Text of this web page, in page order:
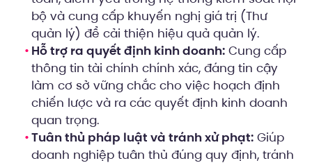
bộ và cung cấp khuyến nghị giá trị (Thư
quản lý) để cải thiện hiệu quả quản lý.
Hỗ trợ ra quyết định kinh doanh: Cung cấp
thông tin tài chính chính xác, đáng tin cậy
làm cơ sở vững chắc cho việc hoạch định
chiến lược và ra các quyết định kinh doanh
quan trọng.
Tuân thủ pháp luật và tránh xử phạt: Giúp
doanh nghiệp tuân thủ đúng quy định, tránh